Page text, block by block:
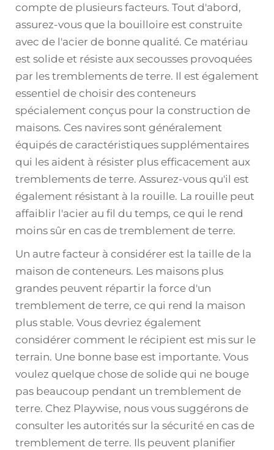
compte de plusieurs facteurs. Tout d'abord,
assurez-vous que la bouilloire est construite
avec de l'acier de bonne qualité. Ce matériau
est solide et résiste aux secousses provoquées
par les tremblements de terre. Il est également
essentiel de choisir des conteneurs
spécialement conçus pour la construction de
maisons. Ces navires sont généralement
équipés de caractéristiques supplémentaires
qui les aident à résister plus efficacement aux
tremblements de terre. Assurez-vous qu'il est
également résistant à la rouille. La rouille peut
affaiblir l'acier au fil du temps, ce qui le rend
moins sûr en cas de tremblement de terre.
Un autre facteur à considérer est la taille de la
maison de conteneurs. Les maisons plus
grandes peuvent répartir la force d'un
tremblement de terre, ce qui rend la maison
plus stable. Vous devriez également
considérer comment le récipient est mis sur le
terrain. Une bonne base est importante. Vous
voulez quelque chose de solide qui ne bouge
pas beaucoup pendant un tremblement de
terre. Chez Playwise, nous vous suggérons de
consulter les autorités sur la sécurité en cas de
tremblement de terre. Ils peuvent planifier